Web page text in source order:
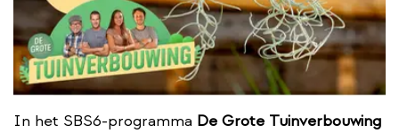
In het SBS6-programma De Grote Tuinverbouwing